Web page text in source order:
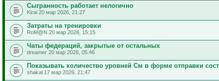
Сыгранность работает нелогично
Kirai 20 мар 2026, 21:27
Затраты на тренировки
RoM@N 20 мар 2026, 15:15
Чаты федераций, закрытые от остальных
dreamer 20 мар 2026, 05:46
Показывать количество уровней См в форме отправки
shakal 17 мар 2026, 21:47